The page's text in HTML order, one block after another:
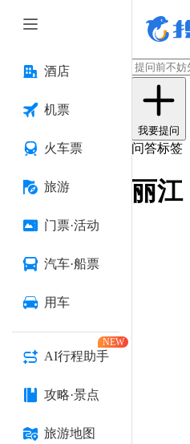
酒店
机票
火车票
旅游
门票·活动
汽车·船票
用车
AI行程助手
NEW
攻略·景点
旅游地图
我要提问
问答标签
丽江